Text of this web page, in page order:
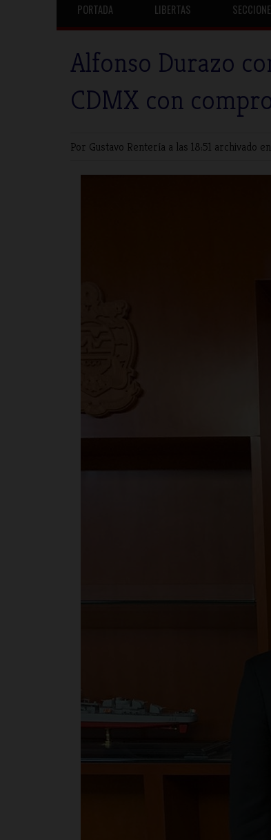
PORTADA LIBERTAS
Alfonso Durazo
CDMX con
Por Gustavo Rentería a las 18:51 archivado en